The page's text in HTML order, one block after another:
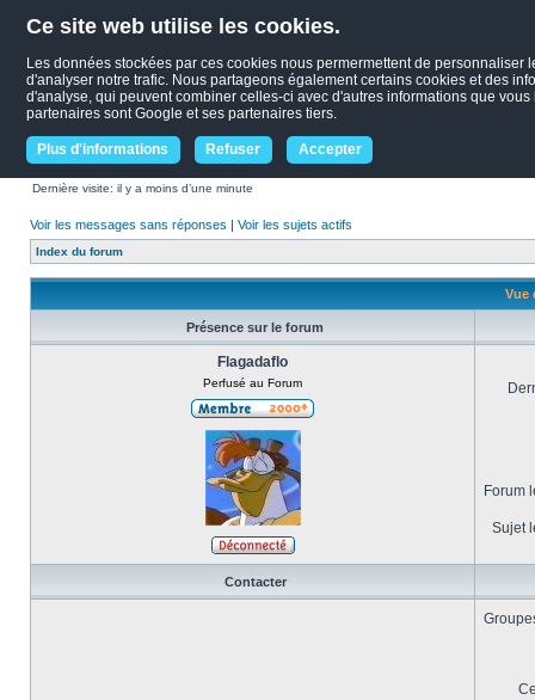
Ce site web utilise les cookies.
Les données stockées par ces cookies nous permermettent de
d'analyser notre trafic. Nous partageons également certains cookies et des
d'analyse, qui peuvent combiner celles-ci avec d'autres informations que
partenaires sont Google et ses partenaires tiers.
Plus d'informations Refuser Accepter
Dernière visite: il y a moins d’une minute
Voir les messages sans réponses | Voir les sujets actifs
Index du forum
Vue
Présence sur le forum
Flagadaflo
Perfusé au Forum
Forum
Sujet
Contacter